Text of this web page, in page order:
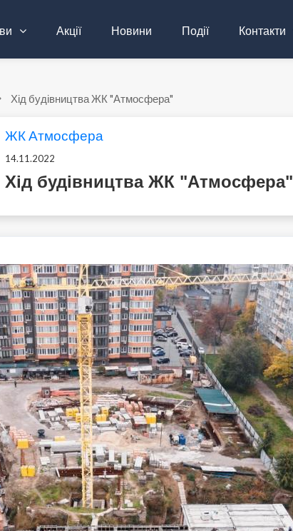
Акції Новини Події Контакти
Хід будівництва ЖК "Атмосфера"
ЖК Атмосфера
14.11.2022
Хід будівництва ЖК "Атмосфера"